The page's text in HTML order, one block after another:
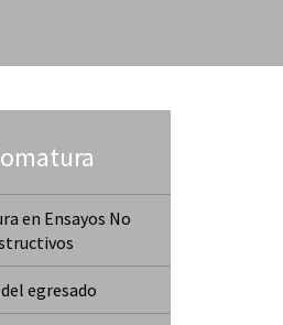
en Ensayos No
egresado